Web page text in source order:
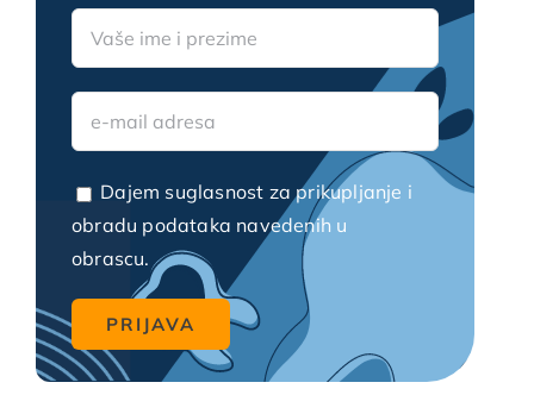
Video blogovi
Dajem suglasnost za prikupljanje i
obradu podataka navedenih u
obrascu.